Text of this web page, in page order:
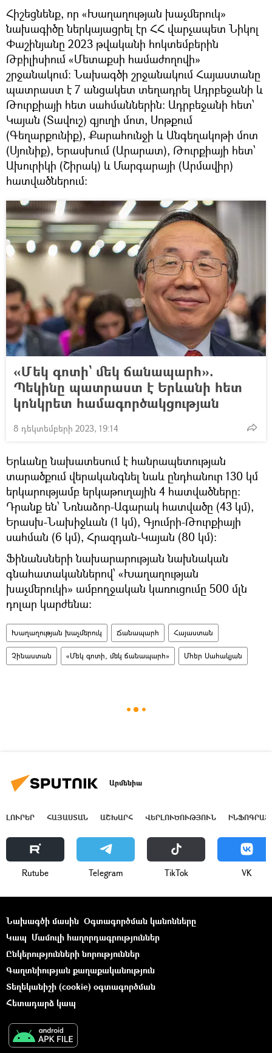
Հիշեցնենք, որ «Խաղաղության խաչմերուկ»
նախագիծը ներկայացրել էր ՀՀ վարչապետ Նիկոլ
Փաշինյանը 2023 թվականի հոկտեմբերին
Թբիլիսիում «Մետաքսի համաժողովի»
շրջանակում։ Նախագծի շրջանակում Հայաստանը
պատրաստ է 7 անցակետ տեղադրել Ադրբեջանի և
Թուրքիայի հետ սահմաններին։ Ադրբեջանի հետ՝
Կայան (Տավուշ) գյուղի մոտ, Սոթքում
(Գեղարքունիք), Քարահունջի և Անգեղակոթի մոտ
(Սյունիք), Երասխում (Արարատ), Թուրքիայի հետ՝
Ախուրիկի (Շիրակ) և Մարգարայի (Արմավիր)
հատվածներում։
«Մեկ գոտի` մեկ ճանապարհ».
Պեկինը պատրաստ է Երևանի հետ
կոնկրետ համագործակցության
8 դեկտեմբերի 2023, 19:14
Երևանը նախատեսում է հանրապետության
տարածքում վերականգնել նաև ընդհանուր 130 կմ
երկարությամբ երկաթուղային 4 հատվածները։
Դրանք են՝ Նռնաձոր-Ագարակ հատվածը (43 կմ),
Երասխ-Նախիջևան (1 կմ), Գյումրի-Թուրքիայի
սահման (6 կմ), Հրազդան-Կայան (80 կմ)։
Ֆինանսների նախարարության նախնական
գնահատականներով՝ «Խաղաղության
խաչմերուկի» ամբողջական կառուցումը 500 մլն
դոլար կարժենա։
Խաղաղության խաչմերուկ Ճանապարհ Հայաստան
Չինաստան «Մեկ գոտի, մեկ ճանապարհ» Մհեր Սահակյան
Արմենիա
ԼՈՒՐԵՐ ՀԱՅԱՍՏԱՆ ԱՇԽԱՐՀ ՎԵՐԼՈՒԾՈՒԹՅՈՒՆ
Rutube Telegram ТikТоk VK
Նախագծի մասին Օգտագործման կանոնները
Կապ Մամուլի հաղորդագրություններ
Ընկերությունների նորություններ
Գաղտնիության քաղաքականություն
Տեղեկանիշի (cookie) օգտագործման
Հետադարձ կապ